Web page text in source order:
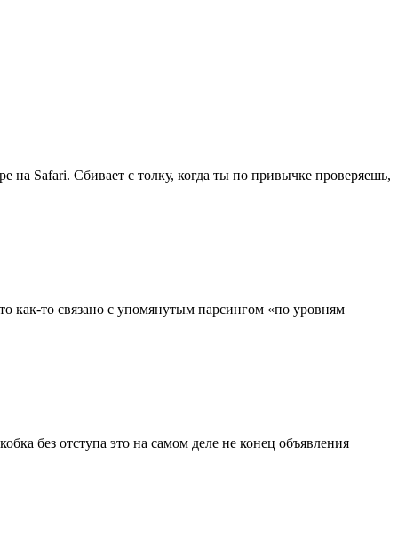
на Safari. Сбивает с толку, когда ты по привычке проверяешь,
как-то связано с упомянутым парсингом «по уровням
без отступа это на самом деле не конец объявления